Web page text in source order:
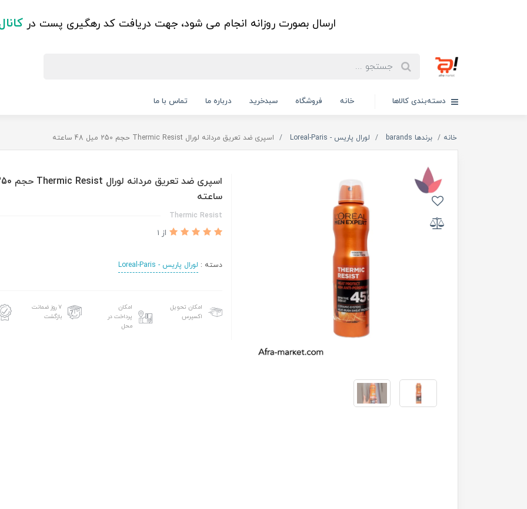
ارسال بصورت روزانه انجام می شود، جهت دریافت کد رهگیری پست در
دسته‌بندی کالاها خانه فروشگاه سبدخرید درباره ما تماس با ما
خانه برندها barands لورال پاریس - Loreal-Paris اسپری ضد تعریق مردانه لورال Thermic Resist حجم 250 میل 48 ساعته
ساعته
Thermic Resist
از 1
دسته : لورال پاریس - Loreal-Paris
امکان تحویل
اکسپرس
امکان
پرداخت در
محل
۷ روز ضمانت
بازگشت